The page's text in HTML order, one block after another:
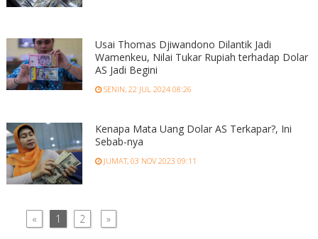
Usai Thomas Djiwandono Dilantik Jadi
Wamenkeu, Nilai Tukar Rupiah terhadap Dolar
AS Jadi Begini
SENIN, 22 JUL 2024 08:26
Kenapa Mata Uang Dolar AS Terkapar?, Ini
Sebab-nya
JUMAT, 03 NOV 2023 09:11
« 1 2 »